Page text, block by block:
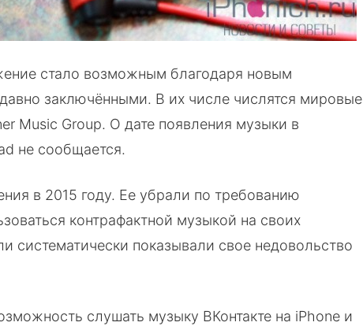
стало возможным благодаря новым
заключёнными. В их числе числятся мировые
Music Group. О дате появления музыки в
не сообщается.
в 2015 году. Ее убрали по требованию
контрафактной музыкой на своих
систематически показывали свое недовольство
слушать музыку ВКонтакте на iPhone и